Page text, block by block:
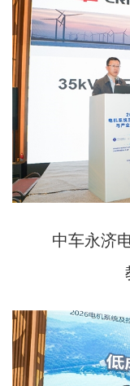
中车永济电